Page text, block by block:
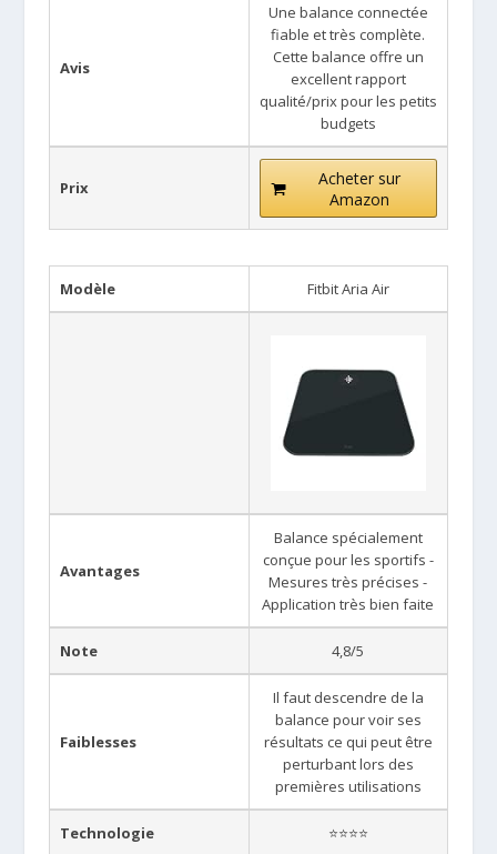
Avis
Une balance connectée
fiable et très complète.
Cette balance offre un
excellent rapport
qualité/prix pour les petits
budgets
Prix
Acheter sur
Amazon
Modèle Fitbit Aria Air
Avantages
Balance spécialement
conçue pour les sportifs -
Mesures très précises -
Application très bien faite
Note 4,8/5
Faiblesses
Il faut descendre de la
balance pour voir ses
résultats ce qui peut être
perturbant lors des
premières utilisations
Technologie ⭐⭐⭐⭐